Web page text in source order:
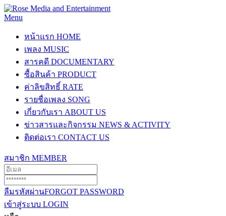
Menu
หน้าแรก HOME
เพลง MUSIC
สารคดี DOCUMENTARY
ซื้อสินค้า PRODUCT
ค่าลิขสิทธิ์ RATE
รายชื่อเพลง SONG
เกี่ยวกับเรา ABOUT US
ข่าวสารและกิจกรรม NEWS & ACTIVITY
ติดต่อเรา CONTACT US
สมาชิก MEMBER
ลืมรหัสผ่านFORGOT PASSWORD
เข้าสู่ระบบ LOGIN